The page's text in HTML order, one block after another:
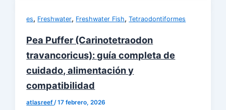
es, Freshwater, Freshwater Fish,Tetraodontiformes
Pea Puffer (Carinotetraodon
travancoricus): guía completa de
cuidado, alimentación y
compatibilidad
atlasreef/17 febrero, 2026